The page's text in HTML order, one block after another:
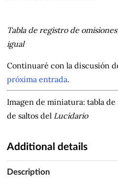
Tabla de registro de
igual
Continuaré con la discusión
próxima entrada.
Imagen de miniatura: tabla
de saltos del Lucidario
Additional details
Description